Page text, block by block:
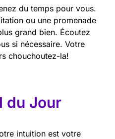
du temps pour vous.
ou une promenade
grand bien. Écoutez
si nécessaire. Votre
chouchoutez-la!
du Jour
intuition est votre